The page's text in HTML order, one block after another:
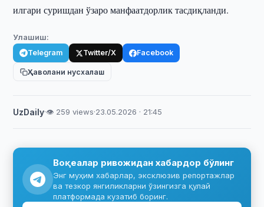
илгари суришдан ўзаро манфаатдорлик тасдиқланди.
Улашиш:
Telegram Twitter/X Facebook
Ҳаволани нусхалаш
UzDaily·👁 259 views·23.05.2026 · 21:45
Воқеалар ривожидан хабардор бўлинг
Энг муҳим хабарлар, эксклюзив репортажлар
ва тезкор янгиликларни ўзингизга қулай
платформада кузатиб боринг.